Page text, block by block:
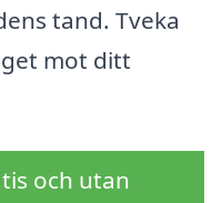
tand. Tveka
mot ditt
och utan